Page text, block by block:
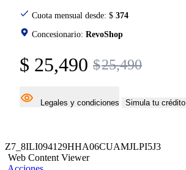
Cuota mensual desde: $ 374
Concesionario: RevoShop
$ 25,490 $25,490
Legales y condiciones Simula tu crédito
Z7_8ILI094129HHA06CUAMJLPI5J3
Web Content Viewer